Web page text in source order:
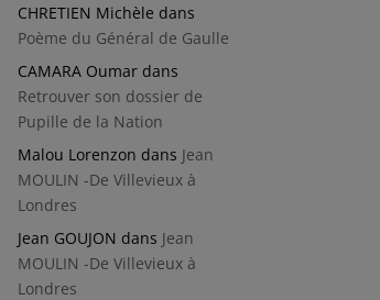
CHRETIEN Michèle dans
Poème du Général de Gaulle
CAMARA Oumar dans
Retrouver son dossier de
Pupille de la Nation
Malou Lorenzon dans Jean
MOULIN -De Villevieux à
Londres
Jean GOUJON dans Jean
MOULIN -De Villevieux à
Londres